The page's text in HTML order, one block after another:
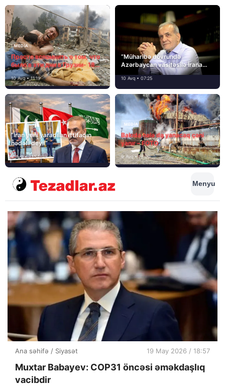
MEDİA
Просто вспомнить о том, что
было в эти дни в Грузии- 18
лет назад, 8 августа 2008
года…
10 Avq • 11:19
“Müharibə dövründə
Azərbaycan vasitəsilə İrana
yardım və dəstək göstərilib”
10 Avq • 07:25
“İran yeni yaradılan ittifaqın
hədəfi deyil”
9 Avq • 21:54
MEDİA
Bakıda hələ də yanacaq çəni
yanır – FOTO
9 Avq • 18:00
Menyu
Ana səhifə / Siyasət 19 May 2026 / 18:57
Muxtar Babayev: COP31 öncəsi əməkdaşlıq
vacibdir